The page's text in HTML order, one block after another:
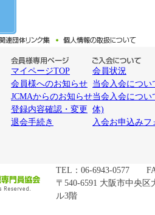
マイページTOP
会員様へのお知らせ
JCMAからのお知らせ
登録内容確認・変更
退会手続き
会員状況
当会入会につい
当会入会につい
体)
入会お申込みフ
TEL：06-6943-0577
〒540-6591 大阪市中央
ル3階